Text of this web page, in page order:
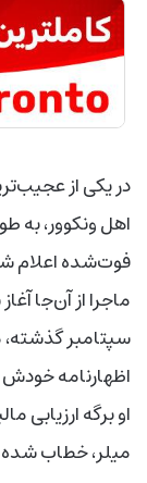
فوت‌شده اعلام
ماجرا از آن‌جا
سپتامبر گذشته،
او برگه ارزیابی
میلر، خطاب شده